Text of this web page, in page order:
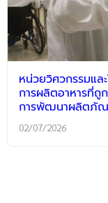
หน่วยวิศวกรรมแล
การผลิตอาหารที่
การพัฒนาผลิตภั
02/07/2026